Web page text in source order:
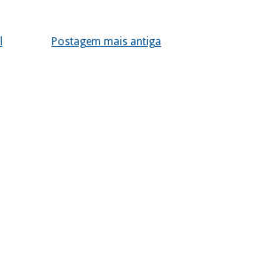
Postagem mais antiga